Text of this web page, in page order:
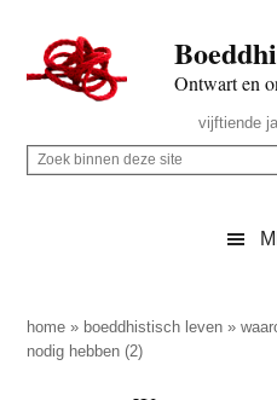
naar
de
inhoud
secondary
naar
de
sidebar
naar
de
Ontwart en
Rechts
vijftiende
Z
p
d
Z
i
n
home » boeddhistisch leven »
nodig hebben (2)